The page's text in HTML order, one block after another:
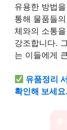
유용한 방법
통해 물품들
체와의 소통
강조합니다.
는 이들에게
유품정리
확인해 보세요.